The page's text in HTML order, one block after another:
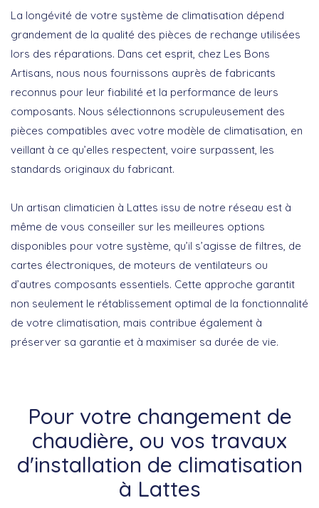
La longévité de votre système de climatisation dépend
grandement de la qualité des pièces de rechange utilisées
lors des réparations. Dans cet esprit, chez Les Bons
Artisans, nous nous fournissons auprès de fabricants
reconnus pour leur fiabilité et la performance de leurs
composants. Nous sélectionnons scrupuleusement des
pièces compatibles avec votre modèle de climatisation, en
veillant à ce qu’elles respectent, voire surpassent, les
standards originaux du fabricant.
Un artisan climaticien à Lattes issu de notre réseau est à
même de vous conseiller sur les meilleures options
disponibles pour votre système, qu’il s’agisse de filtres, de
cartes électroniques, de moteurs de ventilateurs ou
d’autres composants essentiels. Cette approche garantit
non seulement le rétablissement optimal de la fonctionnalité
de votre climatisation, mais contribue également à
préserver sa garantie et à maximiser sa durée de vie.
Pour votre changement de
chaudière, ou vos travaux
d'installation de climatisation
à Lattes